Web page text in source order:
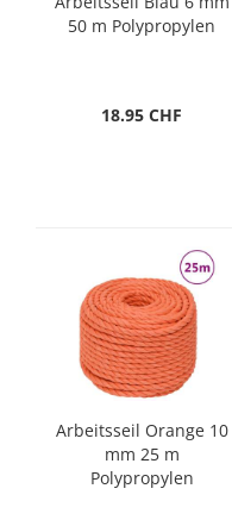
50 m Polypropylen
18.95 CHF
Arbeitsseil Orange 10
mm 25 m
Polypropylen